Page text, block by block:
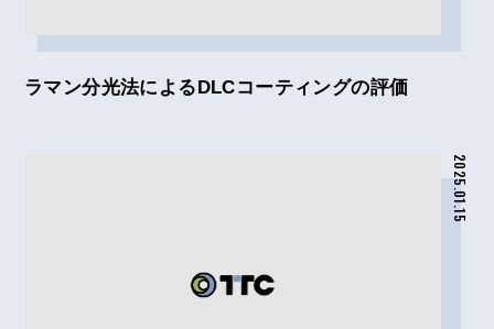
ラマン分光法によるDLCコーティングの評価
2025.01.15